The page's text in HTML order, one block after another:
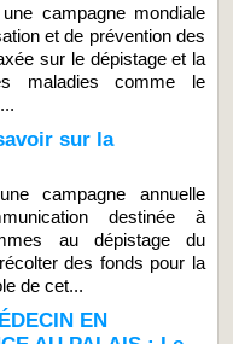
campagne mondiale
et de prévention des
sur le dépistage et la
maladies comme le
sur la
campagne annuelle
destinée à
au dépistage du
des fonds pour la
de cet...
EN